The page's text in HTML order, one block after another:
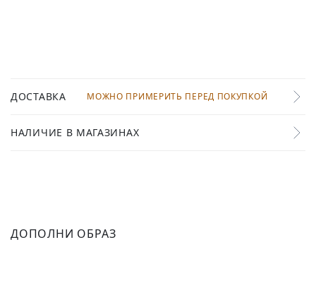
ДОСТАВКА МОЖНО ПРИМЕРИТЬ ПЕРЕД ПОКУПКОЙ
НАЛИЧИЕ В МАГАЗИНАХ
ДОПОЛНИ ОБРАЗ